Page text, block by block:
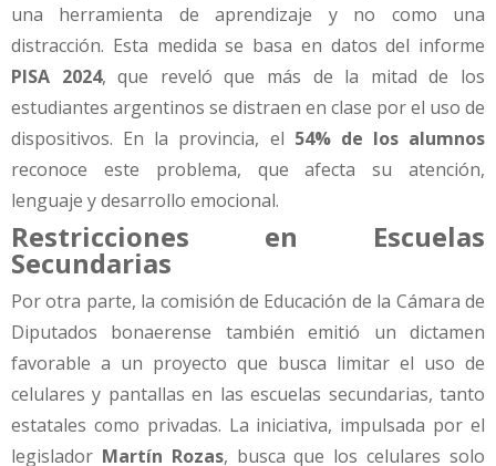
una herramienta de aprendizaje y no como una
distracción. Esta medida se basa en datos del informe
PISA 2024, que reveló que más de la mitad de los
estudiantes argentinos se distraen en clase por el uso de
dispositivos. En la provincia, el 54% de los alumnos
reconoce este problema, que afecta su atención,
lenguaje y desarrollo emocional.
Restricciones en Escuelas
Secundarias
Por otra parte, la comisión de Educación de la Cámara de
Diputados bonaerense también emitió un dictamen
favorable a un proyecto que busca limitar el uso de
celulares y pantallas en las escuelas secundarias, tanto
estatales como privadas. La iniciativa, impulsada por el
legislador Martín Rozas, busca que los celulares solo